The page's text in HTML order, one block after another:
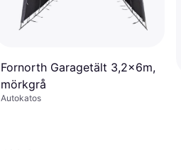
Fornorth Garagetält 3,2x6m,
mörkgrå
Autokatos